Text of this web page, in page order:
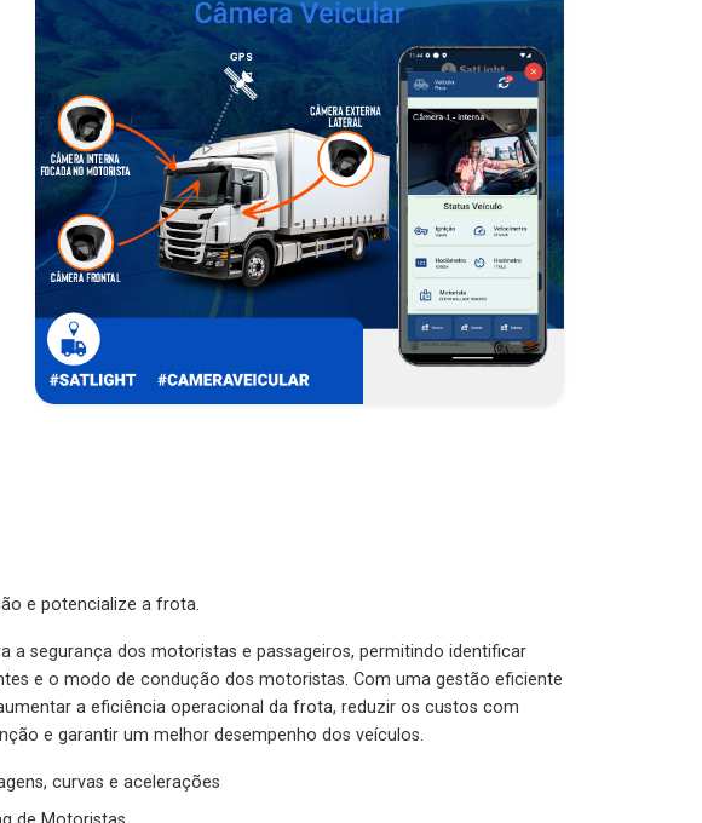
e potencialize a frota.
a segurança dos motoristas e passageiros, permitindo identificar
e o modo de condução dos motoristas. Com uma gestão eficiente
a eficiência operacional da frota, reduzir os custos com
e garantir um melhor desempenho dos veículos.
curvas e acelerações
de Motoristas